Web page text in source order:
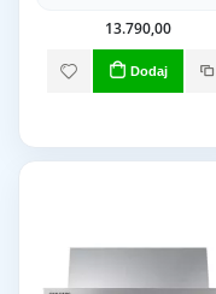
13.790,00
Dodaj